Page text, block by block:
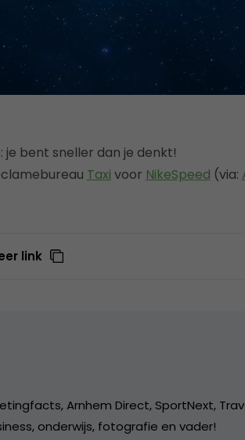
Taxi voor NikeSpeed (via:
link
Arnhem Direct, SportNext,
onderwijs, fotografie en vader!